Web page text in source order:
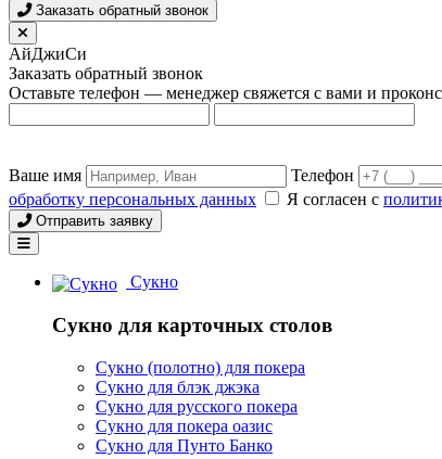
Заказать обратный звонок
АйДжиСи
Заказать обратный звонок
Оставьте телефон — менеджер свяжется с вами и
Ваше имя Телефон
обработку персональных данных
Я согласен с
Отправить заявку
Сукно
Сукно для карточных столов
Сукно (полотно) для покера
Сукно для блэк джэка
Сукно для русского покера
Сукно для покера оазис
Сукно для Пунто Банко